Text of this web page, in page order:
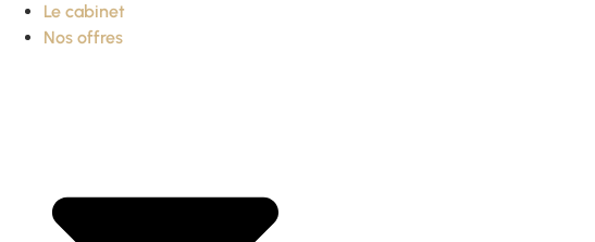
Le cabinet
Nos offres